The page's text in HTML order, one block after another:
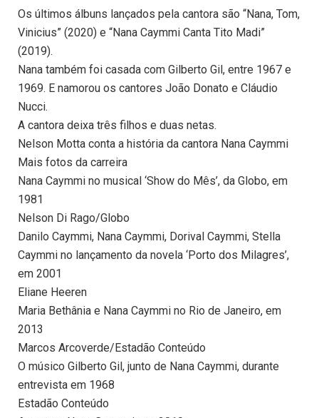
Os últimos álbuns lançados pela cantora são “Nana, Tom,
Vinicius” (2020) e “Nana Caymmi Canta Tito Madi”
(2019).
Nana também foi casada com Gilberto Gil, entre 1967 e
1969. E namorou os cantores João Donato e Cláudio
Nucci.
A cantora deixa três filhos e duas netas.
Nelson Motta conta a história da cantora Nana Caymmi
Mais fotos da carreira
Nana Caymmi no musical ‘Show do Mês’, da Globo, em
1981
Nelson Di Rago/Globo
Danilo Caymmi, Nana Caymmi, Dorival Caymmi, Stella
Caymmi no lançamento da novela ‘Porto dos Milagres’,
em 2001
Eliane Heeren
Maria Bethânia e Nana Caymmi no Rio de Janeiro, em
2013
Marcos Arcoverde/Estadão Conteúdo
O músico Gilberto Gil, junto de Nana Caymmi, durante
entrevista em 1968
Estadão Conteúdo